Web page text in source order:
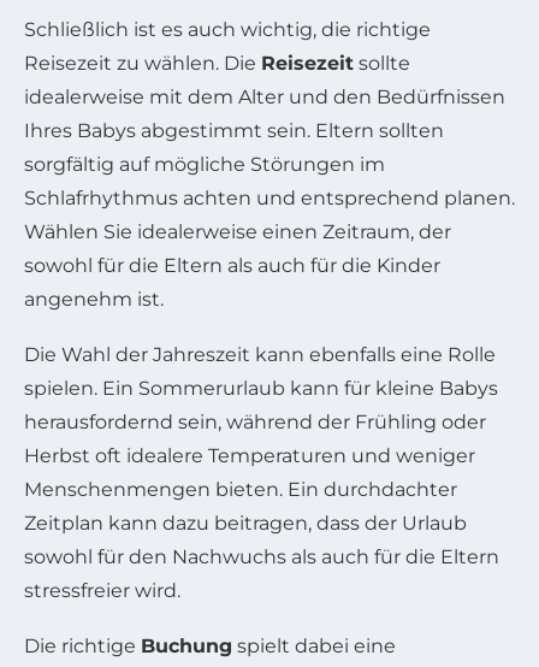
Schließlich ist es auch wichtig, die richtige
Reisezeit zu wählen. Die Reisezeit sollte
idealerweise mit dem Alter und den Bedürfnissen
Ihres Babys abgestimmt sein. Eltern sollten
sorgfältig auf mögliche Störungen im
Schlafrhythmus achten und entsprechend planen.
Wählen Sie idealerweise einen Zeitraum, der
sowohl für die Eltern als auch für die Kinder
angenehm ist.
Die Wahl der Jahreszeit kann ebenfalls eine Rolle
spielen. Ein Sommerurlaub kann für kleine Babys
herausfordernd sein, während der Frühling oder
Herbst oft idealere Temperaturen und weniger
Menschenmengen bieten. Ein durchdachter
Zeitplan kann dazu beitragen, dass der Urlaub
sowohl für den Nachwuchs als auch für die Eltern
stressfreier wird.
Die richtige Buchung spielt dabei eine